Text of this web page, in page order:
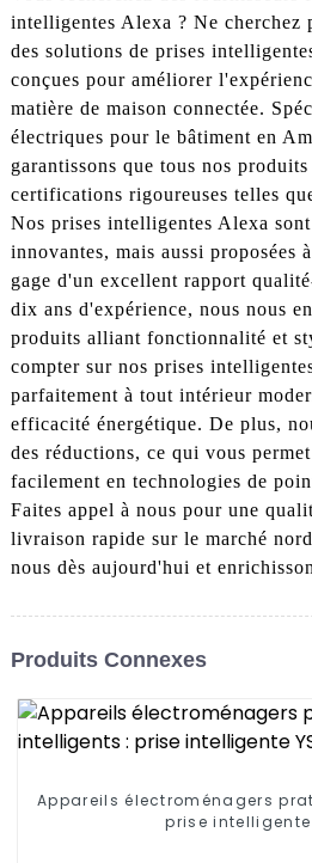
intelligentes Alexa ? Ne cherchez
des solutions de prises
conçues pour améliorer
matière de maison connectée.
électriques pour le bâtiment en
garantissons que tous nos
certifications rigoureuses telles
Nos prises intelligentes Alexa
innovantes, mais aussi proposées
gage d'un excellent rapport
dix ans d'expérience, nous nous
produits alliant fonctionnalité et
compter sur nos prises
parfaitement à tout intérieur
efficacité énergétique. De plus,
des réductions, ce qui vous
facilement en technologies de
Faites appel à nous pour une
livraison rapide sur le marché
nous dès aujourd'hui et
Produits Connexes
Appareils électroménagers
prise intelligente